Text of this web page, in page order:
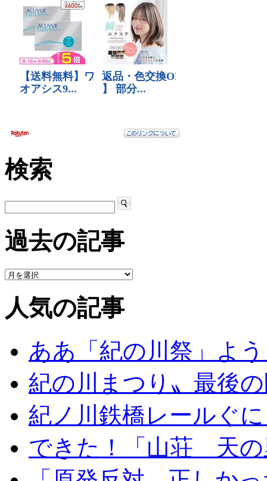
検索
過去の記事
人気の記事
ああ「紀の川祭」よ
紀の川まつり〟最後
紀ノ川鉄橋レールぐ
できた！「山荘 天の